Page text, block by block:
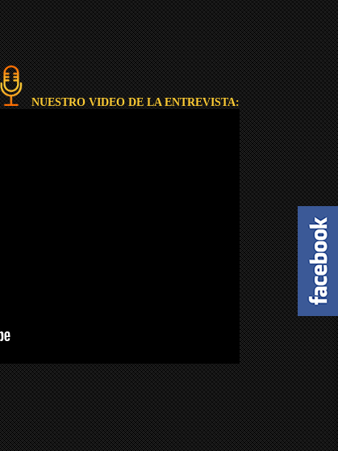
NUESTRO VIDEO DE LA ENTREVISTA: